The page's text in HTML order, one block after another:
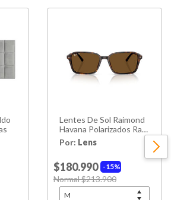
Lentes De Sol Raimond
Havana Polarizados Ray-
ban
Por: Lens
15%
$180.990
Price reduced from
Normal $213.900